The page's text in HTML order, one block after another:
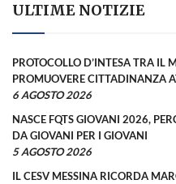
ULTIME NOTIZIE
PROTOCOLLO D’INTESA TRA IL
PROMUOVERE CITTADINANZA
6 AGOSTO 2026
NASCE FQTS GIOVANI 2026,
DA GIOVANI PER I GIOVANI
5 AGOSTO 2026
IL CESV MESSINA RICORDA